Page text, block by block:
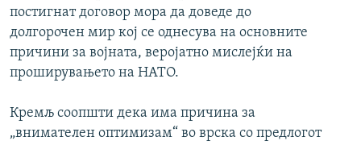
постигнат договор мора да доведе до
долгорочен мир кој се однесува на основните
причини за војната, веројатно мислејќи на
проширувањето на НАТО.
Кремљ соопшти дека има причина за
„внимателен оптимизам“ во врска со предлогот